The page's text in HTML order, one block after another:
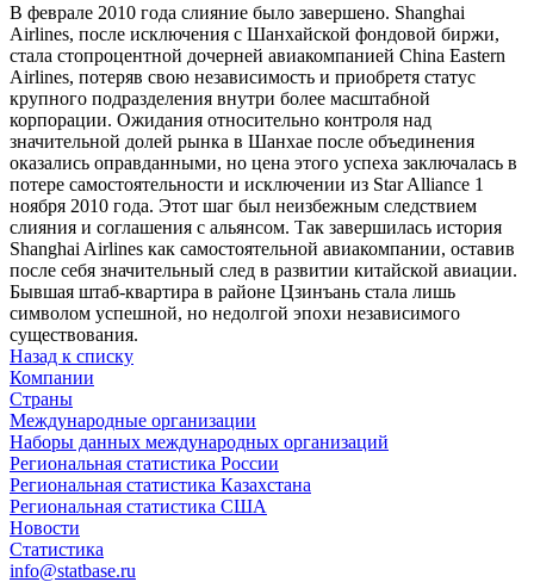
В феврале 2010 года слияние было завершено. Shanghai
Airlines, после исключения с Шанхайской фондовой биржи,
стала стопроцентной дочерней авиакомпанией China Eastern
Airlines, потеряв свою независимость и приобретя статус
крупного подразделения внутри более масштабной
корпорации. Ожидания относительно контроля над
значительной долей рынка в Шанхае после объединения
оказались оправданными, но цена этого успеха заключалась в
потере самостоятельности и исключении из Star Alliance 1
ноября 2010 года. Этот шаг был неизбежным следствием
слияния и соглашения с альянсом. Так завершилась история
Shanghai Airlines как самостоятельной авиакомпании, оставив
после себя значительный след в развитии китайской авиации.
Бывшая штаб-квартира в районе Цзинъань стала лишь
символом успешной, но недолгой эпохи независимого
существования.
Назад к списку
Компании
Страны
Международные организации
Наборы данных международных организаций
Региональная статистика России
Региональная статистика Казахстана
Региональная статистика США
Новости
Статистика
info@statbase.ru